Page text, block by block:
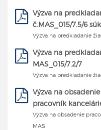
Výzva na
č.MAS_015/7.5/6
Výzva na predkladanie
Výzva na
MAS_015/7.2/7
Výzva na predkladanie
Výzva na
pracovník
Výzva na obsadenie
MAS